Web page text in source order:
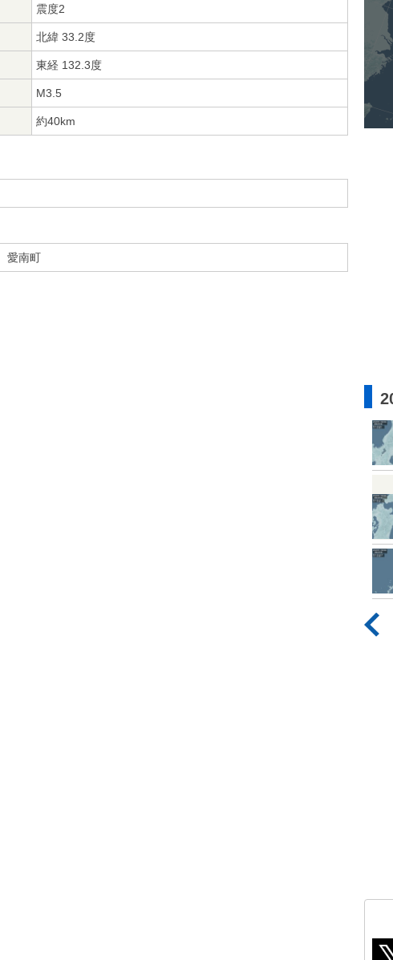
震度2
北緯 33.2度
東経 132.3度
M3.5
約40km
愛南町